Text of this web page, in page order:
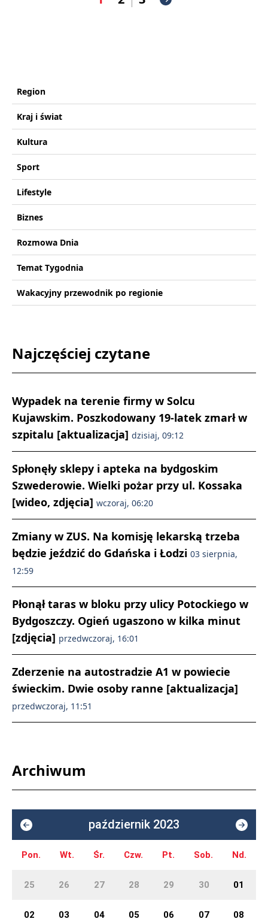
Region
Kraj i świat
Kultura
Sport
Lifestyle
Biznes
Rozmowa Dnia
Temat Tygodnia
Wakacyjny przewodnik po regionie
Najczęściej czytane
Wypadek na terenie firmy w Solcu
Kujawskim. Poszkodowany 19-latek zmarł w
szpitalu [aktualizacja] dzisiaj, 09:12
Spłonęły sklepy i apteka na bydgoskim
Szwederowie. Wielki pożar przy ul. Kossaka
[wideo, zdjęcia] wczoraj, 06:20
Zmiany w ZUS. Na komisję lekarską trzeba
będzie jeździć do Gdańska i Łodzi 03 sierpnia,
12:59
Płonął taras w bloku przy ulicy Potockiego w
Bydgoszczy. Ogień ugaszono w kilka minut
[zdjęcia] przedwczoraj, 16:01
Zderzenie na autostradzie A1 w powiecie
świeckim. Dwie osoby ranne [aktualizacja]
przedwczoraj, 11:51
Archiwum
październik 2023
Pon. Wt. Śr. Czw. Pt. Sob. Nd.
25 26 27 28 29 30 01
02 03 04 05 06 07 08